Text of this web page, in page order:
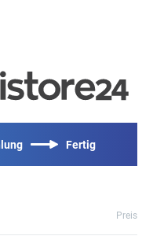
Fertig
Preis